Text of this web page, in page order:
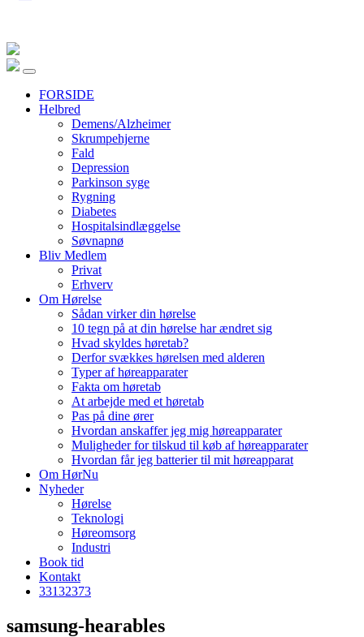
FORSIDE
Helbred
Demens/Alzheimer
Skrumpehjerne
Fald
Depression
Parkinson syge
Rygning
Diabetes
Hospitalsindlæggelse
Søvnapnø
Bliv Medlem
Privat
Erhverv
Om Hørelse
Sådan virker din hørelse
10 tegn på at din hørelse har ændret sig
Hvad skyldes høretab?
Derfor svækkes hørelsen med alderen
Typer af høreapparater
Fakta om høretab
At arbejde med et høretab
Pas på dine ører
Hvordan anskaffer jeg mig høreapparater
Muligheder for tilskud til køb af høreapparater
Hvordan får jeg batterier til mit høreapparat
Om HørNu
Nyheder
Hørelse
Teknologi
Høreomsorg
Industri
Book tid
Kontakt
33132373
samsung-hearables